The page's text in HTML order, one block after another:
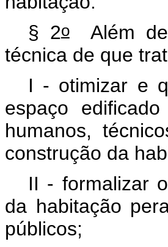
§ 2oAlém de
técnica de que
I - otimizar e
espaço
humanos,
construção da
II - formalizar
da habitação
públicos;